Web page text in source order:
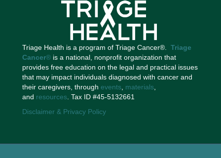
Triage Health is a program of Triage Cancer®. Triage
Cancer®is a national, nonprofit organization that
provides free education on the legal and practical issues
that may impact individuals diagnosed with cancer and
their caregivers, through events, materials,
and resources. Tax ID #45-5132661
Disclaimer & Privacy Policy